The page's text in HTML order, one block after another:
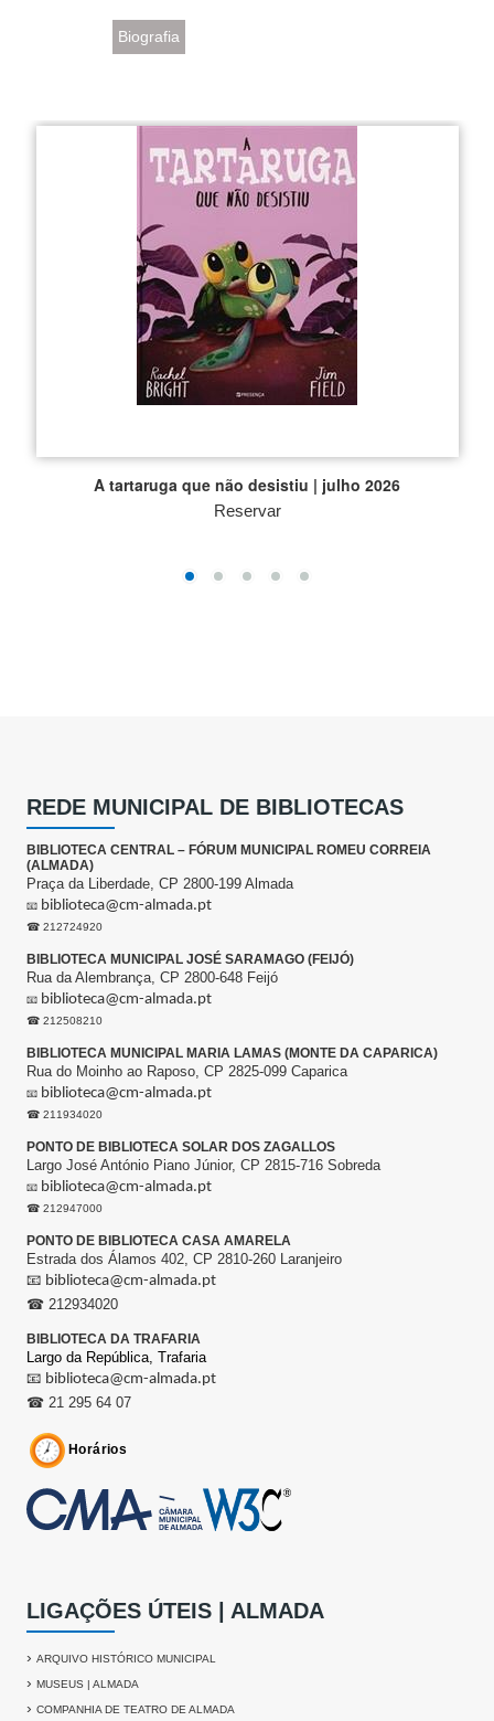
Biografia
A tartaruga que não desistiu | julho 2026
Reservar
REDE MUNICIPAL DE BIBLIOTECAS
BIBLIOTECA CENTRAL – FÓRUM MUNICIPAL ROMEU CORREIA
(ALMADA)
Praça da Liberdade, CP 2800-199 Almada
📧 biblioteca@cm-almada.pt
☎ 212724920
BIBLIOTECA MUNICIPAL JOSÉ SARAMAGO (FEIJÓ)
Rua da Alembrança, CP 2800-648 Feijó
📧 biblioteca@cm-almada.pt
☎ 212508210
BIBLIOTECA MUNICIPAL MARIA LAMAS (MONTE DA CAPARICA)
Rua do Moinho ao Raposo, CP 2825-099 Caparica
📧 biblioteca@cm-almada.pt
☎ 211934020
PONTO DE BIBLIOTECA SOLAR DOS ZAGALLOS
Largo José António Piano Júnior, CP 2815-716 Sobreda
📧 biblioteca@cm-almada.pt
☎ 212947000
PONTO DE BIBLIOTECA CASA AMARELA
Estrada dos Álamos 402, CP 2810-260 Laranjeiro
📧 biblioteca@cm-almada.pt
☎ 212934020
BIBLIOTECA DA TRAFARIA
Largo da República, Trafaria
📧 biblioteca@cm-almada.pt
☎ 21 295 64 07
Horários
LIGAÇÕES ÚTEIS | ALMADA
› ARQUIVO HISTÓRICO MUNICIPAL
› MUSEUS | ALMADA
› COMPANHIA DE TEATRO DE ALMADA